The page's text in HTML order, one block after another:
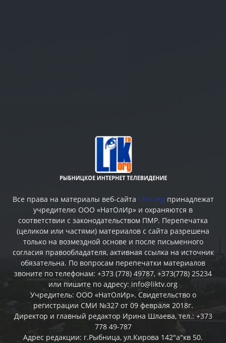
Все права на материалы веб-сайта liktv.org принадлежат
учредителю ООО «НатОлИр» и охраняются в
соответствии с законодательством ПМР. Перепечатка
(целиком или частями) материалов c сайта разрешена
только на возмездной основе и после письменного
согласия правообладателя, активная ссылка на источник
обязательна. По вопросам перепечатки материалов
звоните по телефонам: +373 (778) 49787, +373(778) 25234
или пишите по адресу: info@liktv.org
Учредитель: ООО «НатОлИр». Свидетельство о
регистрации СМИ №327 от 09 февраля 2018г.
Директор и главный редактор Ирина Шлаева, тел.: +373
778 49-787
Адрес редакции: г.Рыбница, ул.Кирова 142"а"кв 50.